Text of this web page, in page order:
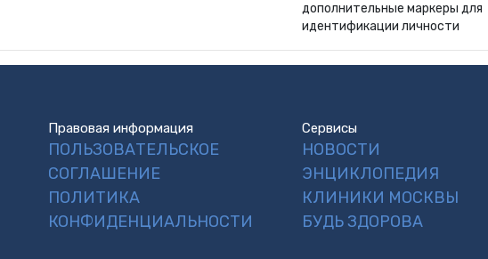
дополнительные маркеры для
идентификации личности
Правовая информация
ПОЛЬЗОВАТЕЛЬСКОЕ
СОГЛАШЕНИЕ
ПОЛИТИКА
КОНФИДЕНЦИАЛЬНОСТИ
Сервисы
НОВОСТИ
ЭНЦИКЛОПЕДИЯ
КЛИНИКИ МОСКВЫ
БУДЬ ЗДОРОВА